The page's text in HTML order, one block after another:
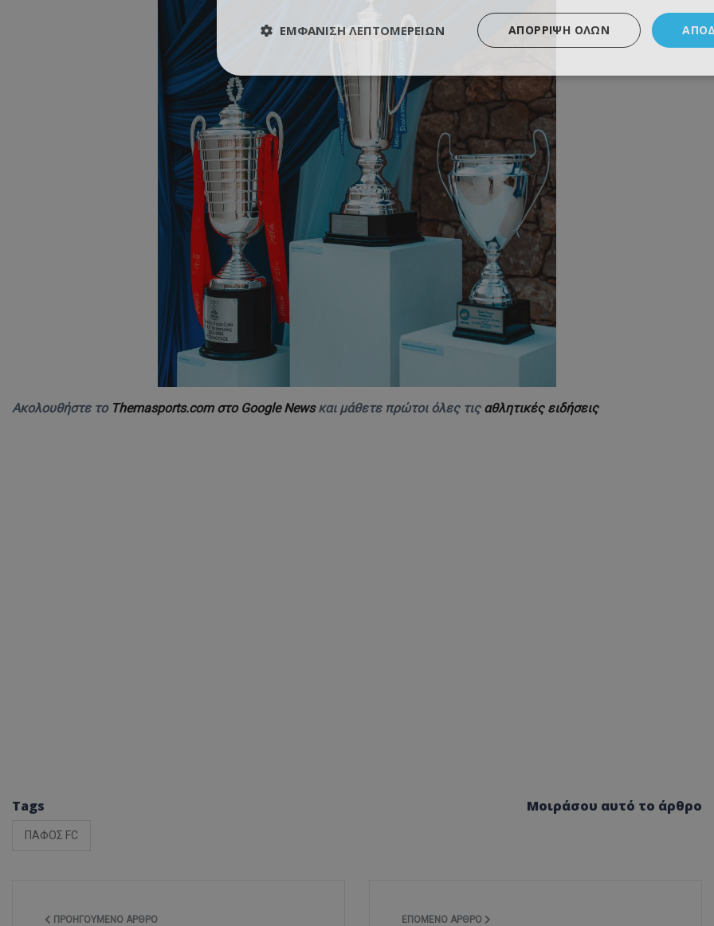
Ακολουθήστε το Themasports.com στο Google Newsκαι μάθετε πρώτοι όλες τις αθλητικές ειδήσεις
Tags
ΠΑΦΟΣ FC
Μοιράσου αυτό το άρθρο
ΠΡΟΗΓΟΎΜΕΝΟ ΆΡΘΡΟ ΕΠΌΜΕΝΟ ΆΡΘΡΟ
ΑΠΌΡΡΙΨΗ ΌΛΩΝ
ΕΜΦΆΝΙΣΗ ΛΕΠΤΟΜΕΡΕΙΏΝ